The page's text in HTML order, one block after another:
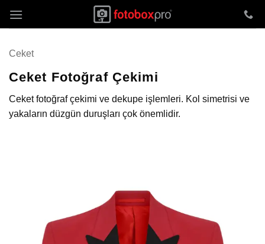
atla
Ceket
Ceket Fotoğraf Çekimi
Ceket fotoğraf çekimi ve dekupe işlemleri. Kol simetrisi ve
yakaların düzgün duruşları çok önemlidir.